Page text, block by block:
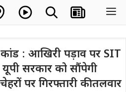
कांड : आखिरी पड़ाव पर SIT
सरकार को सौंपेगी
पर गिरफ्तारी की तलवार